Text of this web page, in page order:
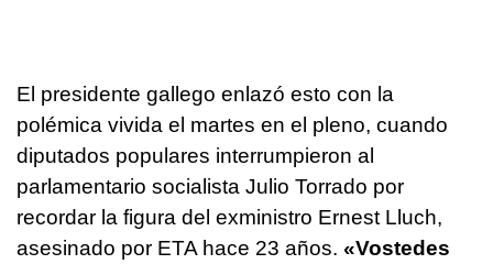
El presidente gallego enlazó esto con la
polémica vivida el martes en el pleno, cuando
diputados populares interrumpieron al
parlamentario socialista Julio Torrado por
recordar la figura del exministro Ernest Lluch,
asesinado por ETA hace 23 años. «Vostedes